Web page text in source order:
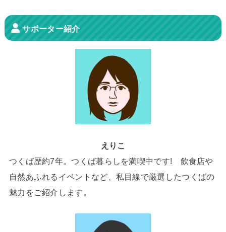
サポーター紹介
えりこ
つくば歴約7年。つくば暮らしを満喫中です! 飲食店や
自然あふれるイベントなど、私目線で厳選したつくばの
魅力をご紹介します。